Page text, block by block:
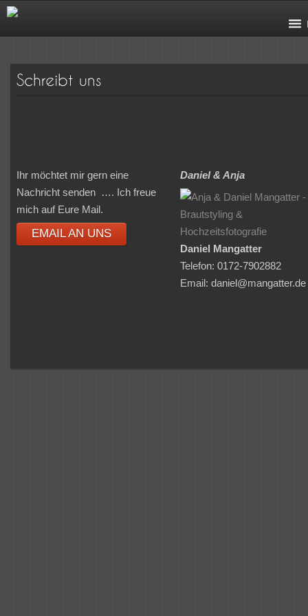
Ihr möchtet mir gern eine
Nachricht senden …. Ich freue
mich auf Eure Mail.
EMAIL AN UNS
Daniel & Anja
Daniel Mangatter
Telefon: 0172-7902882
Email: daniel@mangatter.de